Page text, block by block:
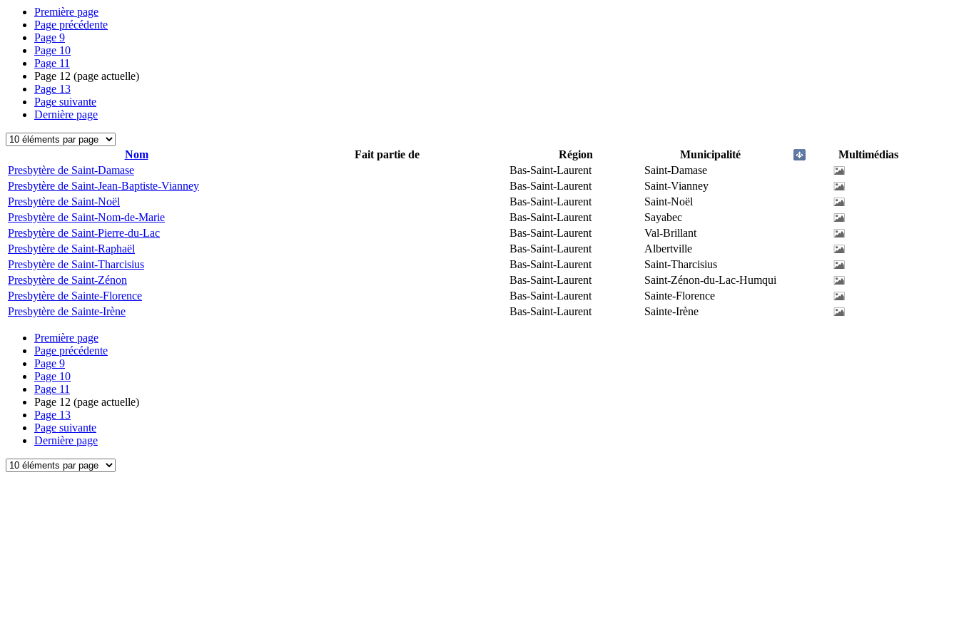
Première page
Page précédente
Page 9
Page 10
Page 11
Page 12 (page actuelle)
Page 13
Page suivante
Dernière page
Nom Fait partie de Région Municipalité
Multimédias
Presbytère de Saint-Damase
Bas-Saint-Laurent
Saint-Damase
Presbytère de Saint-Jean-Baptiste-Vianney
Bas-Saint-Laurent
Saint-Vianney
Presbytère de Saint-Noël
Bas-Saint-Laurent
Saint-Noël
Presbytère de Saint-Nom-de-Marie
Bas-Saint-Laurent
Sayabec
Presbytère de Saint-Pierre-du-Lac
Bas-Saint-Laurent
Val-Brillant
Presbytère de Saint-Raphaël
Bas-Saint-Laurent
Albertville
Presbytère de Saint-Tharcisius
Bas-Saint-Laurent
Saint-Tharcisius
Presbytère de Saint-Zénon
Bas-Saint-Laurent
Saint-Zénon-du-Lac-Humqui
Presbytère de Sainte-Florence
Bas-Saint-Laurent
Sainte-Florence
Presbytère de Sainte-Irène
Bas-Saint-Laurent Sainte-Irène
Première page
Page précédente
Page 9
Page 10
Page 11
Page 12 (page actuelle)
Page 13
Page suivante
Dernière page